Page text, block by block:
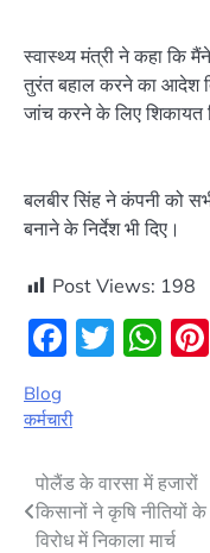
स्वास्थ्य मंत्री ने कहा कि
तुरंत बहाल करने का आदेश
जांच करने के लिए शिकायत
बलबीर सिंह ने कंपनी को
बनाने के निर्देश भी दिए।
Post Views: 198
Blog
कर्मचारी
Post
navigation
पोलैंड के वारसा में हजारों
किसानों ने कृषि नीतियों के
विरोध में निकाला मार्च